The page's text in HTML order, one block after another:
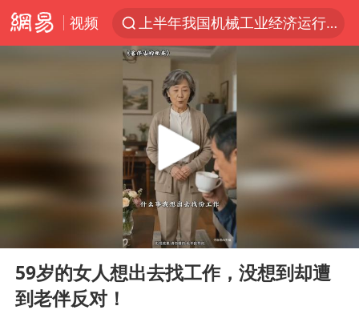
视频
上半年我国机械工业经济运行稳中有进
台风“白海豚”体型变大！环流面积接近13个浙江那么大
东航新规：提前14天可免费退改签
泰国校园枪击案死亡人数升至7人
女子开一天一夜空调后二氧化碳中毒
汪峰阻止14岁女儿买大牌
河南某医院2.33亿工程串标案细节披露
Play
59岁的女人想出去找工作，没想到却遭
到老伴反对！